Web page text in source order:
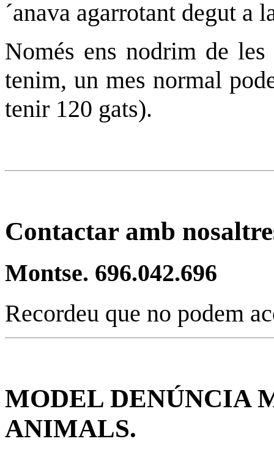
´anava agarrotant degut a
Només ens nodrim de
tenim, un mes normal
tenir 120 gats).
Contactar amb
Montse. 696.042.696
Recordeu que no podem
MODEL DENÚNCIA
ANIMALS.